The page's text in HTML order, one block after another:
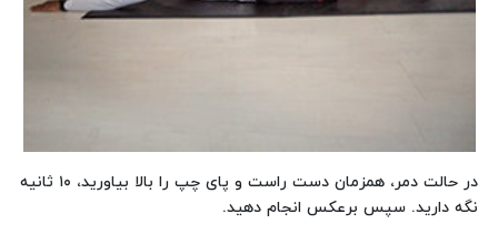
در حالت دمر، همزمان دست راست و پای چپ را بالا بیاورید، ۱۰ ثانیه
نگه دارید. سپس برعکس انجام دهید.